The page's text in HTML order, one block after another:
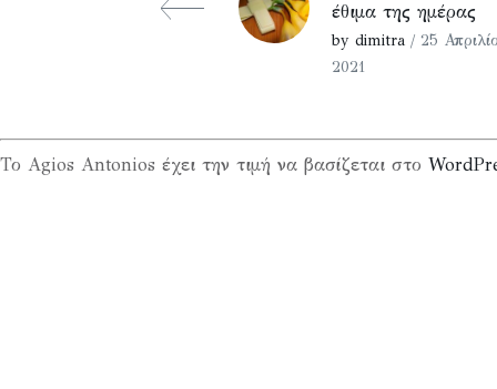
έθιμα της ημέρας
by dimitra / 25
2021
Το Agios Antonios έχει την τιμή να βασίζεται στο